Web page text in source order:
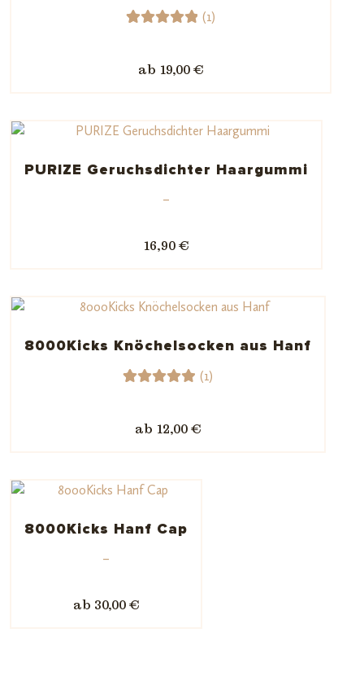
5.00 von
d auf
ewertun
g
(1)
ab 19,00 €
PURIZE Geruchsdichter Haargummi
–
16,90 €
8000Kicks Knöchelsocken aus Hanf
5.00 von
d auf
ewertun
(1)
ab 12,00 €
8000Kicks Hanf Cap
–
ab 30,00 €